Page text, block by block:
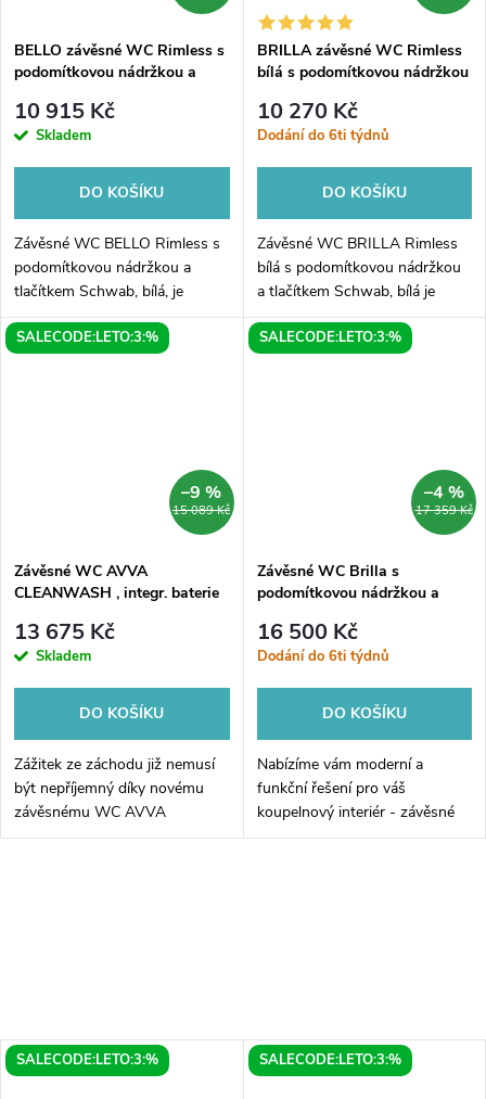
BELLO závěsné WC Rimless s
podomítkovou nádržkou a
10 915 Kč
Skladem
DO KOŠÍKU
Závěsné WC BELLO Rimless s
podomítkovou nádržkou a
tlačítkem Schwab, bílá, je
dokonalá volba pro vaši
koupelnu. Díky inovativnímu
BRILLA závěsné WC Rimless
bílá s podomítkovou nádržkou
10 270 Kč
Dodání do 6ti týdnů
DO KOŠÍKU
Závěsné WC BRILLA Rimless
bílá s podomítkovou nádržkou
a tlačítkem Schwab, bílá je
ideální volbou pro moderní
koupelny. Jeho unikátní
SALECODE:LETO:3:%
15 089 Kč
–9 %
Závěsné WC AVVA
CLEANWASH , integr. baterie
podomítkovou nádržkou a
tlačítkem Schwab, bílá
13 675 Kč
Skladem
DO KOŠÍKU
Zážitek ze záchodu již nemusí
být nepříjemný díky novému
závěsnému WC AVVA
CLEANWASH. Tento inovativní
SALECODE:LETO:3:%
17 359 Kč
–4 %
Závěsné WC Brilla s
podomítkovou nádržkou a
16 500 Kč
Dodání do 6ti týdnů
DO KOŠÍKU
Nabízíme vám moderní a
funkční řešení pro váš
koupelnový interiér - závěsné
WC Brilla s podomítkovou
SALECODE:LETO:3:% SALECODE:LETO:3:%